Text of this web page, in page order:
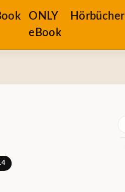
ONLY
eBook
Hörbücher